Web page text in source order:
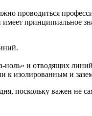
проводиться
принципиальное
ноль» и отводящих
к изолированным и
поскольку важен не